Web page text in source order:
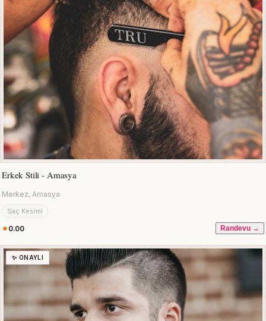
Erkek Stili - Amasya
Merkez, Amasya
Saç Kesimi
0.00 Randevu →
✨ ONAYLI